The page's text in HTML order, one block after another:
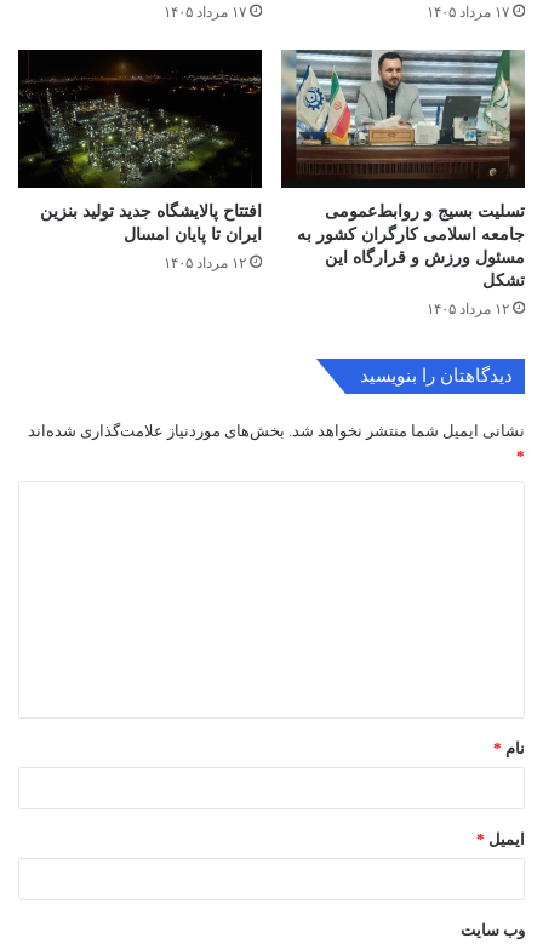
۱۷ مرداد ۱۴۰۵ ۱۷ مرداد ۱۴۰۵
تسلیت بسیج و روابط‌عمومی
جامعه اسلامی کارگران کشور به
مسئول ورزش و قرارگاه این
تشکل
۱۲ مرداد ۱۴۰۵
افتتاح ‌پالایشگاه جدید تولید بنزین
ایران تا پایان امسال
۱۲ مرداد ۱۴۰۵
دیدگاهتان را بنویسید
نشانی ایمیل شما منتشر نخواهد شد. بخش‌های موردنیاز علامت‌گذاری شده‌اند
*
*
نام *
ایمیل *
وب‌ سایت